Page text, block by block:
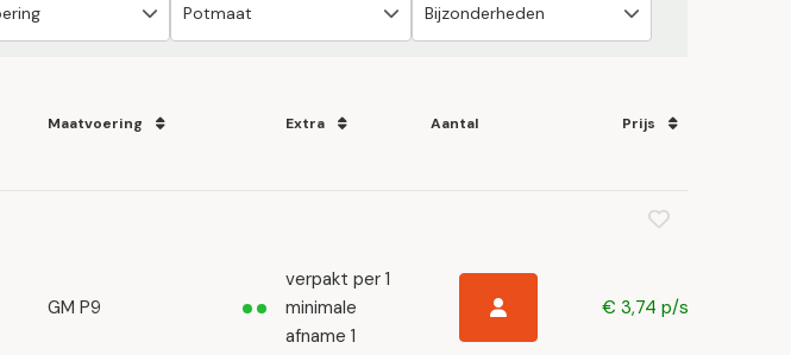
Maatvoering Extra Aantal Prijs
GM P9
verpakt per 1
minimale
afname 1
€ 3,74 p/s